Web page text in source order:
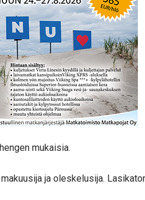
mukaisia.
ja oleskelusija.